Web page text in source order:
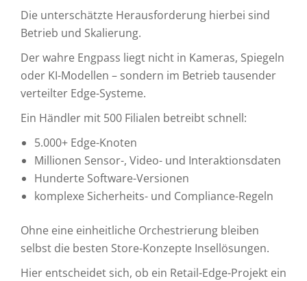
Die unterschätzte Herausforderung hierbei sind
Betrieb und Skalierung.
Der wahre Engpass liegt nicht in Kameras, Spiegeln
oder KI-Modellen – sondern im Betrieb tausender
verteilter Edge-Systeme.
Ein Händler mit 500 Filialen betreibt schnell:
5.000+ Edge-Knoten
Millionen Sensor-, Video- und Interaktionsdaten
Hunderte Software-Versionen
komplexe Sicherheits- und Compliance-Regeln
Ohne eine einheitliche Orchestrierung bleiben
selbst die besten Store-Konzepte Insellösungen.
Hier entscheidet sich, ob ein Retail-Edge-Projekt ein